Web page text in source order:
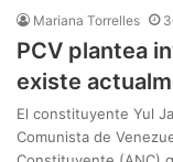
Mariana Torrelles
PCV plantea
existe
El constituyente Yul
Comunista de